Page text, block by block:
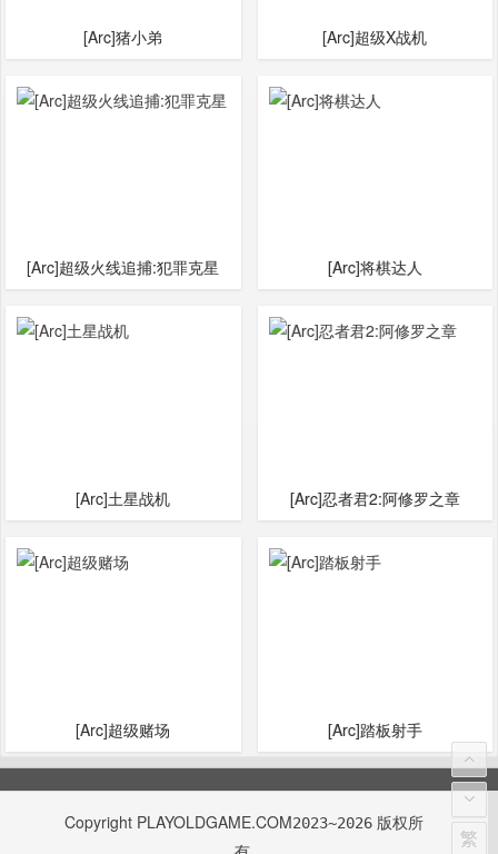
[Arc]猪小弟 [Arc]超级X战机
[Arc]超级火线追捕:犯罪克星 [Arc]将棋达人
[Arc]土星战机 [Arc]忍者君2:阿修罗之章
[Arc]超级赌场 [Arc]踏板射手
Copyright PLAYOLDGAME.COM2023~2026 版权所
繁